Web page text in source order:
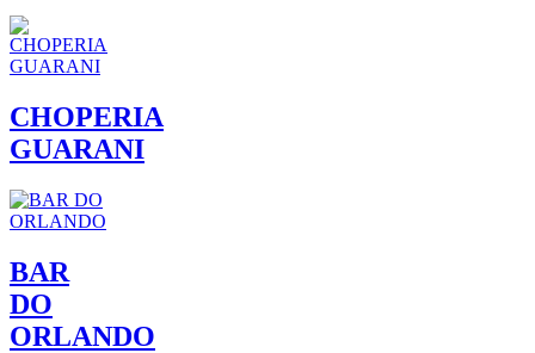
CHOPERIA
GUARANI
BAR
DO
ORLANDO